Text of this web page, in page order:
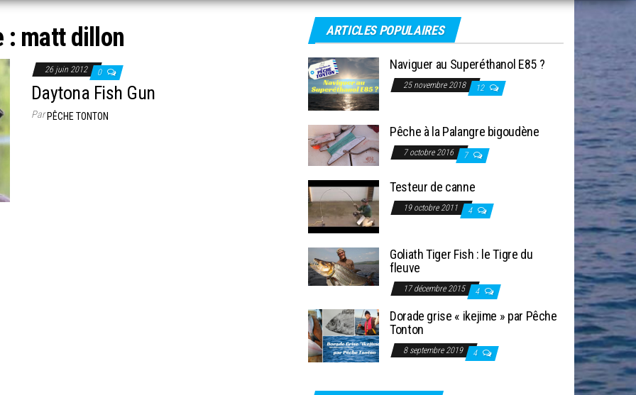
: matt dillon
26 juin 2012 0
Daytona Fish Gun
ParPÊCHE TONTON
ARTICLES POPULAIRES
Naviguer au Superéthanol E85 ?
25 novembre 2018 12
Pêche à la Palangre bigoudène
7 octobre 2016 7
Testeur de canne
19 octobre 2011 4
Goliath Tiger Fish : le Tigre du
fleuve
17 décembre 2015 4
Dorade grise « ikejime » par Pêche
Tonton
8 septembre 2019 4